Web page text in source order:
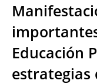
Educación
estrategias